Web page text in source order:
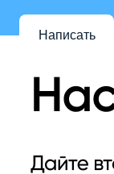
Написать